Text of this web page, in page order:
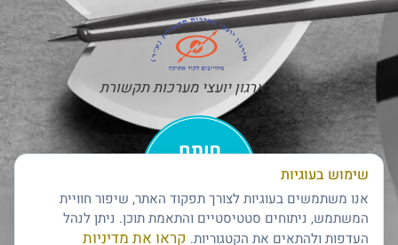
חבר בארגון יועצי מערכות תקשורת
חותם האמינות של דן אנד ברדסטריט
שימוש בעוגיות
אנו משתמשים בעוגיות לצורך תפקוד האתר, שיפור חוויית
המשתמש, ניתוחים סטטיסטיים והתאמת תוכן. ניתן לנהל
העדפות ולהתאים את הקטגוריות. קראו את מדיניות